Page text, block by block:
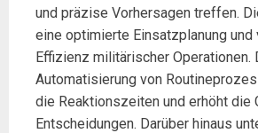
und präzise Vorhersagen treffen.
eine optimierte Einsatzplanung
Effizienz militärischer Operationen.
Automatisierung von
die Reaktionszeiten und erhöht die
Entscheidungen. Darüber hinaus